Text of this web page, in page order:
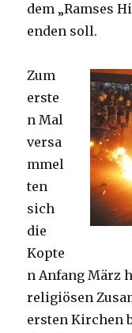
dem „Ramses
enden soll.
Zum
erste
n Mal
versa
mmel
ten
sich
die
Kopte
n Anfang März
religiösen
ersten Kirchen